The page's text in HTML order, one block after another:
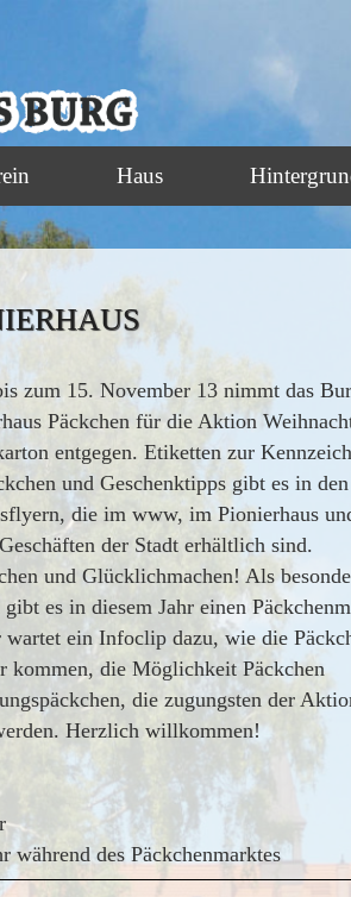
Haus
zum 15. November 13 nimmt das
Päckchen für die Aktion
entgegen. Etiketten zur
und Geschenktipps gibt es in den
die im www, im Pionierhaus
der Stadt erhältlich sind.
und Glücklichmachen! Als
es in diesem Jahr einen
ein Infoclip dazu, wie die
kommen, die Möglichkeit Päckchen
die zugungsten der
Herzlich willkommen!
des Päckchenmarktes